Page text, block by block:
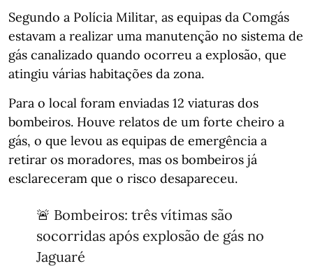
Segundo a Polícia Militar, as equipas da Comgás
estavam a realizar uma manutenção no sistema de
gás canalizado quando ocorreu a explosão, que
atingiu várias habitações da zona.
Para o local foram enviadas 12 viaturas dos
bombeiros. Houve relatos de um forte cheiro a
gás, o que levou as equipas de emergência a
retirar os moradores, mas os bombeiros já
esclareceram que o risco desapareceu.
🚨 Bombeiros: três vítimas são
socorridas após explosão de gás no
Jaguaré